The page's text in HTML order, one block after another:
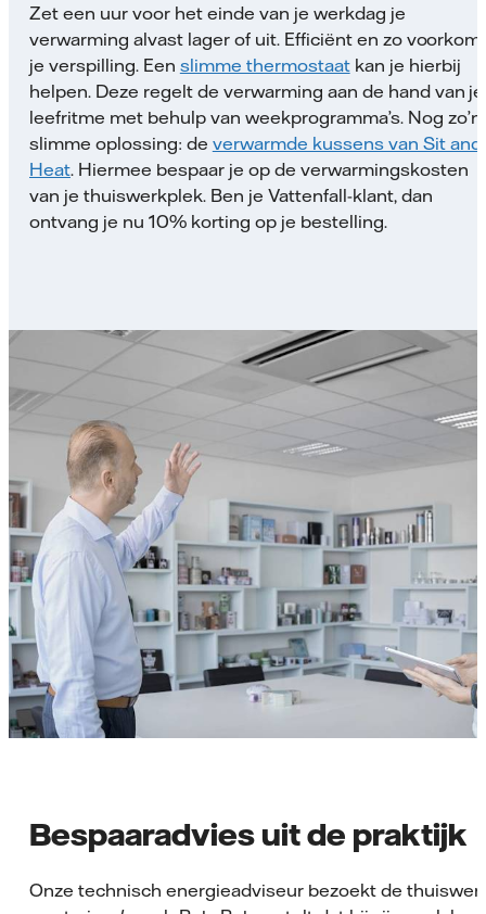
Zet een uur voor het einde van je werkdag je
verwarming alvast lager of uit. Efficiënt en zo voorkom
je verspilling. Een slimme thermostaatkan je hierbij
helpen. Deze regelt de verwarming aan de hand van je
leefritme met behulp van weekprogramma’s. Nog zo’n
slimme oplossing: de verwarmde kussens van Sit and
Heat. Hiermee bespaar je op de verwarmingskosten
van je thuiswerkplek. Ben je Vattenfall-klant, dan
ontvang je nu 10% korting op je bestelling.
Bespaaradvies uit de praktijk
Onze technisch energieadviseur bezoekt de